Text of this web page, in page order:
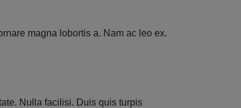
magna lobortis a. Nam ac leo ex.
Nulla facilisi. Duis quis turpis